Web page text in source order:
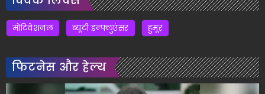
मोटिवेशनल ब्यूटी इन्फ्लुएंसर हुमूर
फिटनेस और हेल्थ